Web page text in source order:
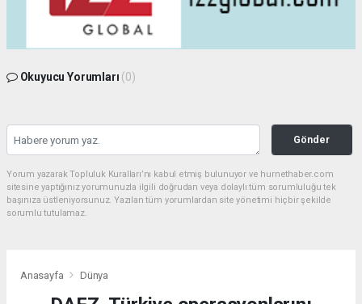
Okuyucu Yorumları (0)
Gönder
Yorum yazarak Topluluk Kuralları’nı kabul etmiş bulunuyor ve hurnethaber.com
sitesine yaptığınız yorumunuzla ilgili doğrudan veya dolaylı tüm sorumluluğu tek
başınıza üstleniyorsunuz. Yazılan tüm yorumlardan site yönetimi hiçbir şekilde
sorumlu tutulamaz.
Anasayfa Dünya